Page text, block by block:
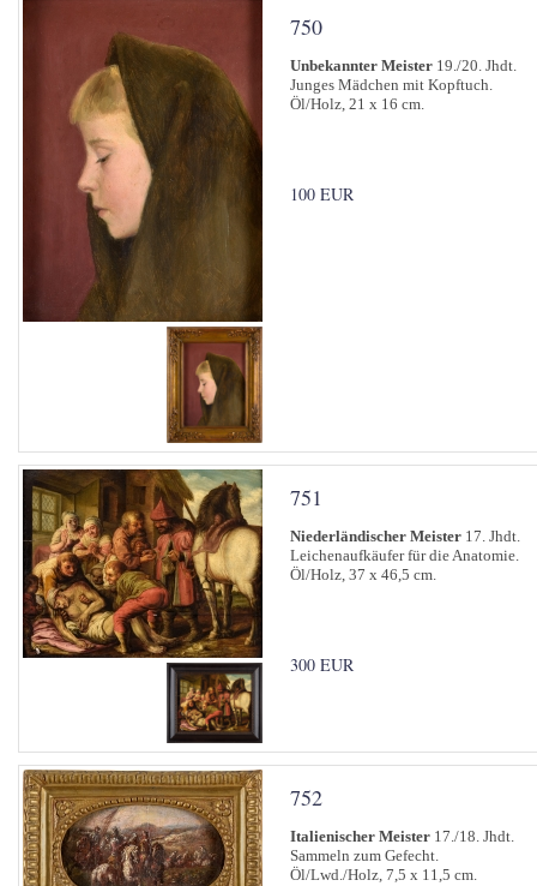
750
Unbekannter Meister 19./20. Jhdt.
Junges Mädchen mit Kopftuch.
Öl/Holz, 21 x 16 cm.
100 EUR
751
Niederländischer Meister 17. Jhdt.
Leichenaufkäufer für die Anatomie.
Öl/Holz, 37 x 46,5 cm.
300 EUR
752
Italienischer Meister 17./18. Jhdt.
Sammeln zum Gefecht.
Öl/Lwd./Holz, 7,5 x 11,5 cm.